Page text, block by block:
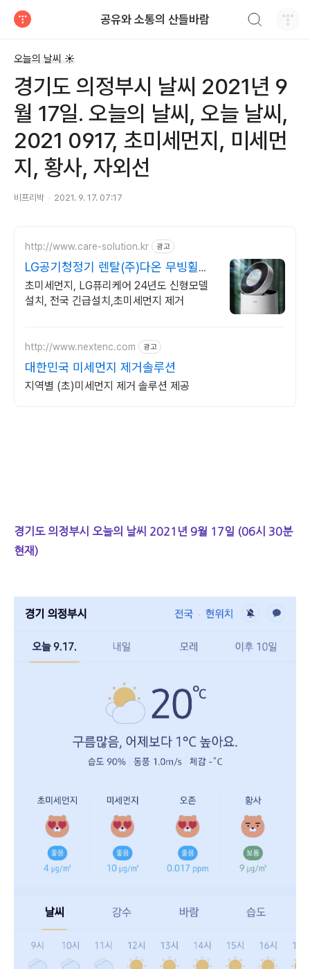
공유와 소통의 산들바람
오늘의 날씨 ☀
경기도 의정부시 날씨 2021년 9
월 17일. 오늘의 날씨, 오늘 날씨,
2021 0917, 초미세먼지, 미세먼
지, 황사, 자외선
비프리박 2021. 9. 17. 07:17
http://www.care-solution.kr 광고
LG공기청정기 렌탈(주)다온 무빙휠증
정+추가할인+긴급설치
초미세먼지, LG퓨리케어 24년도 신형모델
설치, 전국 긴급설치,초미세먼지 제거
http://www.nextenc.com 광고
대한민국 미세먼지 제거솔루션
지역별 (초)미세먼지 제거 솔루션 제공
경기도 의정부시 오늘의 날씨 2021년 9월 17일 (06시 30분
현재)